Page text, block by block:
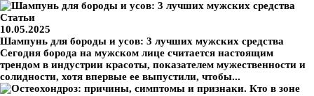
Статьи
10.05.2025
Шампунь для бороды и усов: 3 лучших мужских средства
Сегодня борода на мужском лице считается настоящим
трендом в индустрии красоты, показателем мужественности и
солидности, хотя впервые ее выпустили, чтобы...